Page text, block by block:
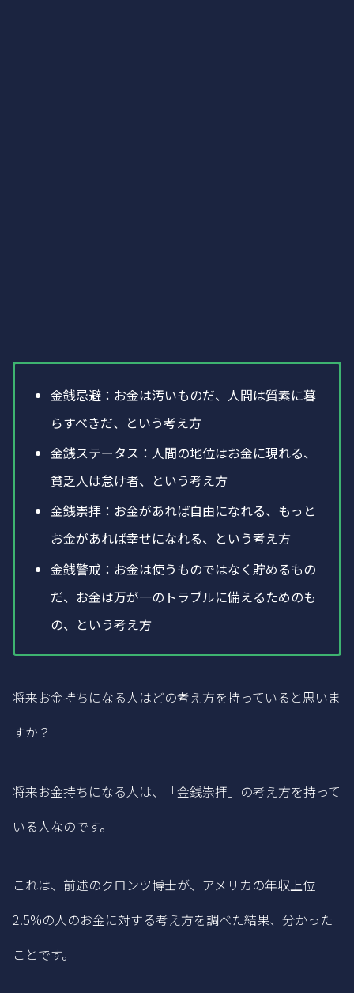
金銭忌避：お金は汚いものだ、人間は質素に暮
らすべきだ、という考え方
金銭ステータス：人間の地位はお金に現れる、
貧乏人は怠け者、という考え方
金銭崇拝：お金があれば自由になれる、もっと
お金があれば幸せになれる、という考え方
金銭警戒：お金は使うものではなく貯めるもの
だ、お金は万が一のトラブルに備えるためのも
の、という考え方
将来お金持ちになる人はどの考え方を持っていると思いま
すか？
将来お金持ちになる人は、「金銭崇拝」の考え方を持って
いる人なのです。
これは、前述のクロンツ博士が、アメリカの年収上位
2.5%の人のお金に対する考え方を調べた結果、分かった
ことです。